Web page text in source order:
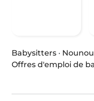
Babysitters ·
Offres d'emploi de